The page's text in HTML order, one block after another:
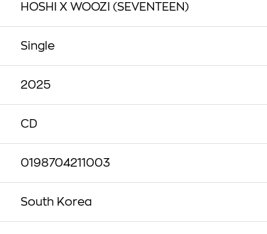
HOSHI X WOOZI (SEVENTEEN)
Single
2025
CD
0198704211003
South Korea